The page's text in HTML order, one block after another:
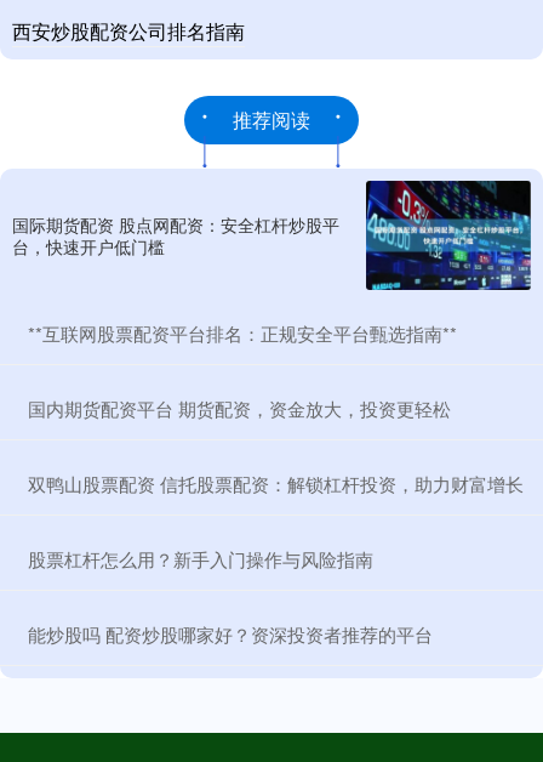
西安炒股配资公司排名指南
推荐阅读
国际期货配资 股点网配资：安全杠杆炒股平
台，快速开户低门槛
​**互联网股票配资平台排名：正规安全平台甄选指南**
​国内期货配资平台 期货配资，资金放大，投资更轻松
​双鸭山股票配资 信托股票配资：解锁杠杆投资，助力财富增长
​股票杠杆怎么用？新手入门操作与风险指南
​能炒股吗 配资炒股哪家好？资深投资者推荐的平台